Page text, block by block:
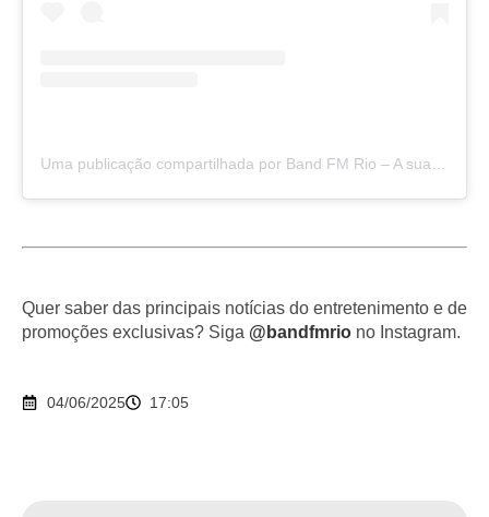
Quer saber das principais notícias do entretenimento e de
promoções exclusivas? Siga @bandfmrio no Instagram.
04/06/2025 17:05